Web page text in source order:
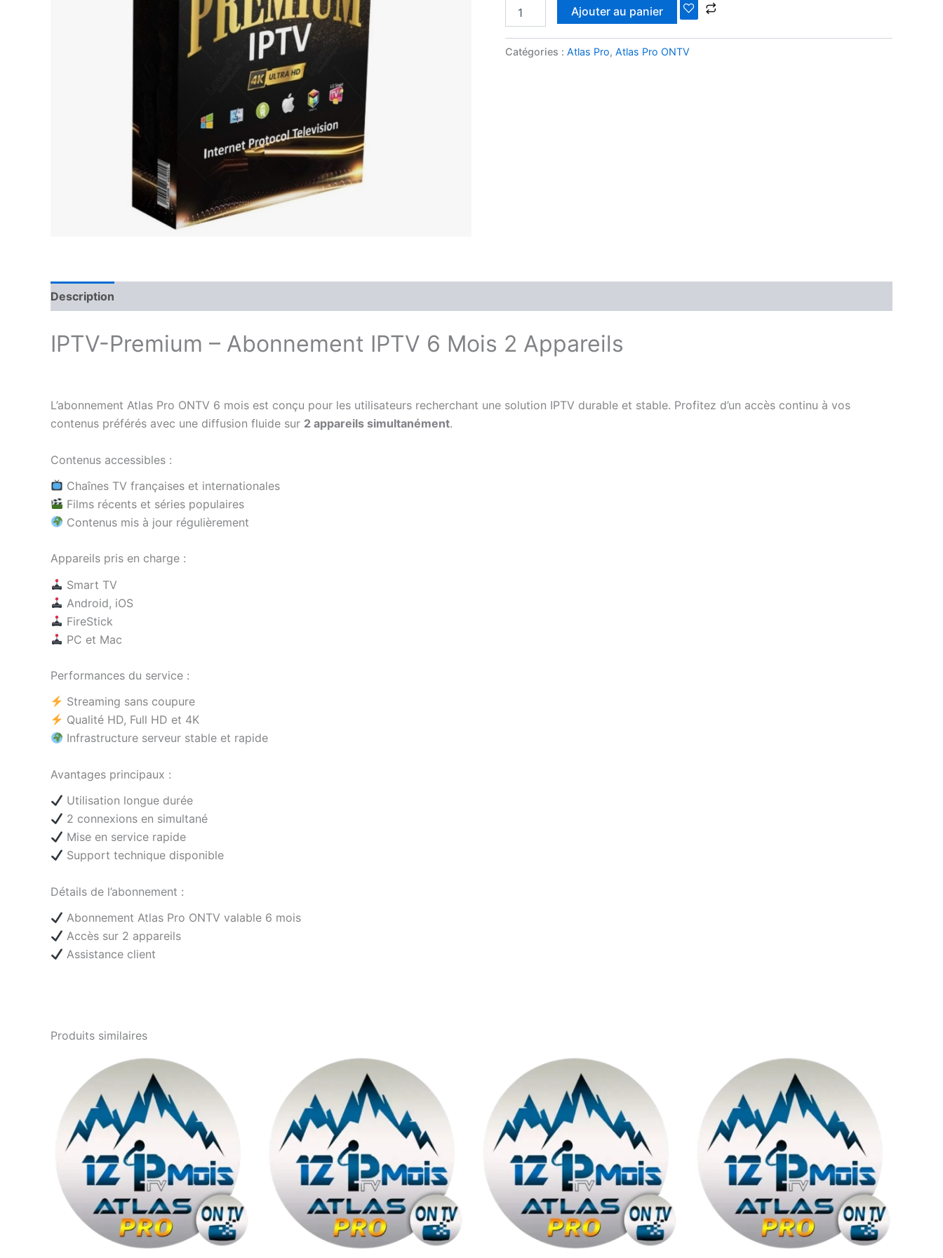
Ajouter au panier
Catégories : Atlas Pro, Atlas Pro ONTV
Description
IPTV-Premium – Abonnement IPTV 6 Mois 2 Appareils
L’abonnement Atlas Pro ONTV 6 mois est conçu pour les utilisateurs recherchant une solution IPTV durable et stable. Profitez d’un accès continu à vos
contenus préférés avec une diffusion fluide sur 2 appareils simultanément.
Contenus accessibles :
Chaînes TV françaises et internationales
Films récents et séries populaires
Contenus mis à jour régulièrement
Appareils pris en charge :
Smart TV
Android, iOS
FireStick
PC et Mac
Performances du service :
Streaming sans coupure
Qualité HD, Full HD et 4K
Infrastructure serveur stable et rapide
Avantages principaux :
Utilisation longue durée
2 connexions en simultané
Mise en service rapide
Support technique disponible
Détails de l’abonnement :
Abonnement Atlas Pro ONTV valable 6 mois
Accès sur 2 appareils
Assistance client
Produits similaires